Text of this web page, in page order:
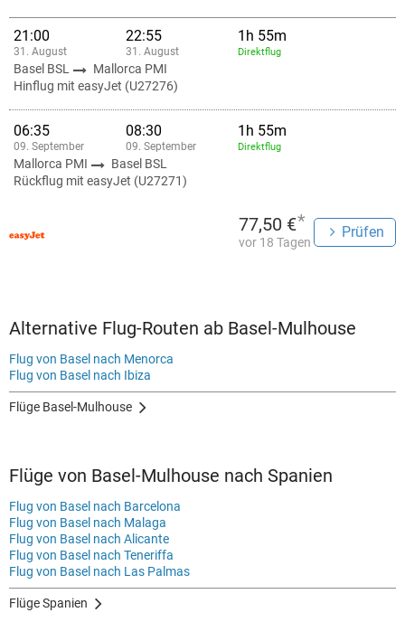
21:00
31. August
22:55
31. August
1h 55m
Direktflug
Basel BSL
Mallorca PMI
Hinflug mit easyJet (U27276)
06:35
09. September
08:30
09. September
1h 55m
Direktflug
Mallorca PMI
Basel BSL
Rückflug mit easyJet (U27271)
77,50 €*
vor 18 Tagen
Prüfen
Alternative Flug-Routen ab Basel-Mulhouse
Flug von Basel nach Menorca
Flug von Basel nach Ibiza
Flüge Basel-Mulhouse
Flüge von Basel-Mulhouse nach Spanien
Flug von Basel nach Barcelona
Flug von Basel nach Malaga
Flug von Basel nach Alicante
Flug von Basel nach Teneriffa
Flug von Basel nach Las Palmas
Flüge Spanien